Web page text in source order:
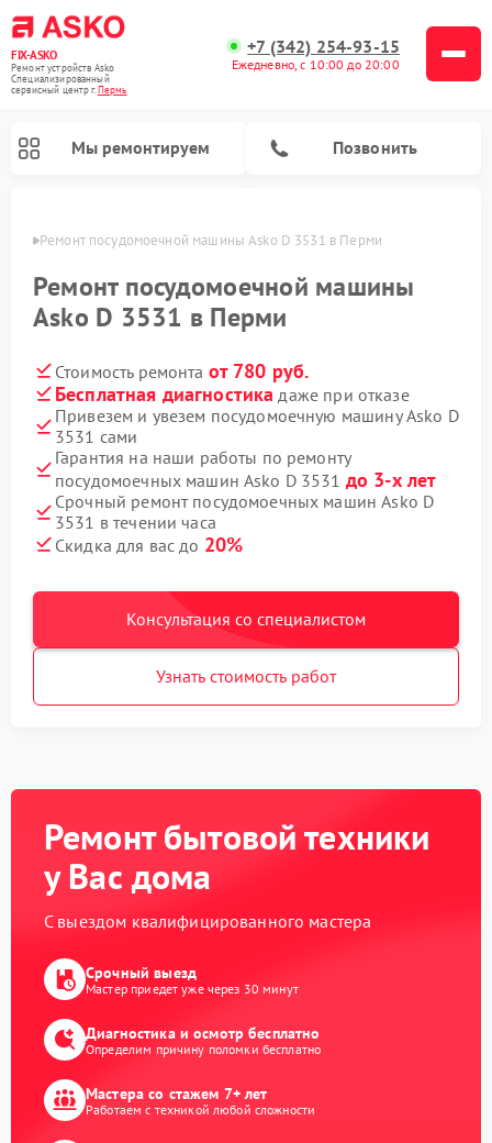
FIX-ASKO
Ремонт устройств Asko
Специализированный
cервисный центр г.Пермь
+7 (342) 254-93-15
Ежедневно, с 10:00 до 20:00
Мы ремонтируем Позвонить
Ремонт посудомоечной машины Asko D 3531 в Перми
Ремонт посудомоечной машины
Asko D 3531 в Перми
Стоимость ремонта от 780 руб.
Бесплатная диагностика даже при отказе
Привезем и увезем посудомоечную машину Asko D
3531 сами
Гарантия на наши работы по ремонту
посудомоечных машин Asko D 3531 до 3-х лет
Срочный ремонт посудомоечных машин Asko D
3531 в течении часа
Скидка для вас до 20%
Консультация со специалистом
Узнать стоимость работ
Ремонт бытовой техники
у Вас дома
С выездом квалифицированного мастера
Срочный выезд
Мастер приедет уже через 30 минут
Диагностика и осмотр бесплатно
Определим причину поломки бесплатно
Мастера со стажем 7+ лет
Работаем с техникой любой сложности